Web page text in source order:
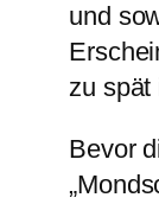
und
zu spät
Bevor